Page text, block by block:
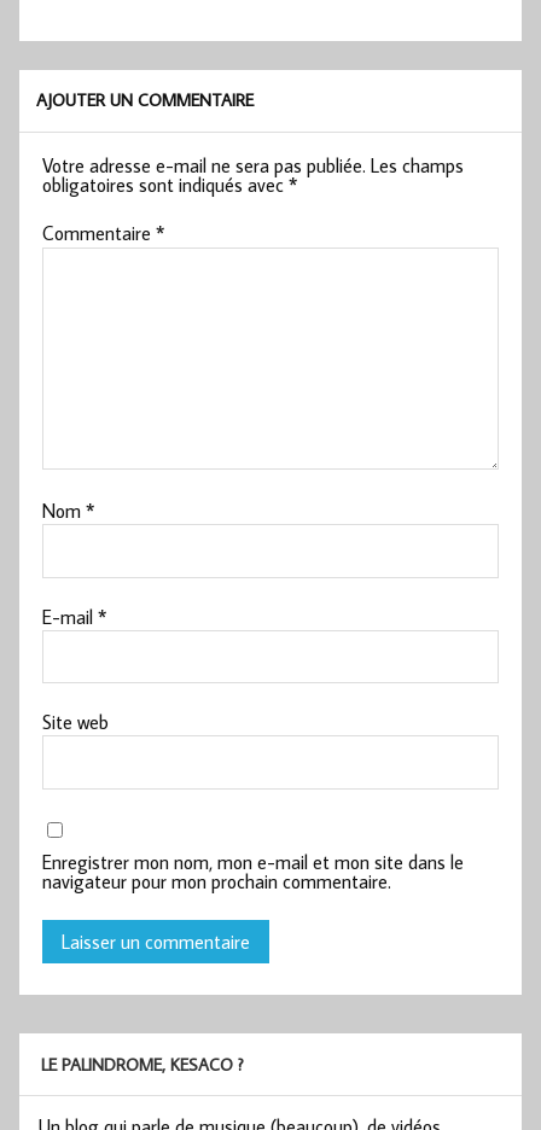
AJOUTER UN COMMENTAIRE
Votre adresse e-mail ne sera pas publiée. Les champs
obligatoires sont indiqués avec*
Commentaire*
Nom*
E-mail*
Site web
Enregistrer mon nom, mon e-mail et mon site dans le
navigateur pour mon prochain commentaire.
LE PALINDROME, KESACO ?